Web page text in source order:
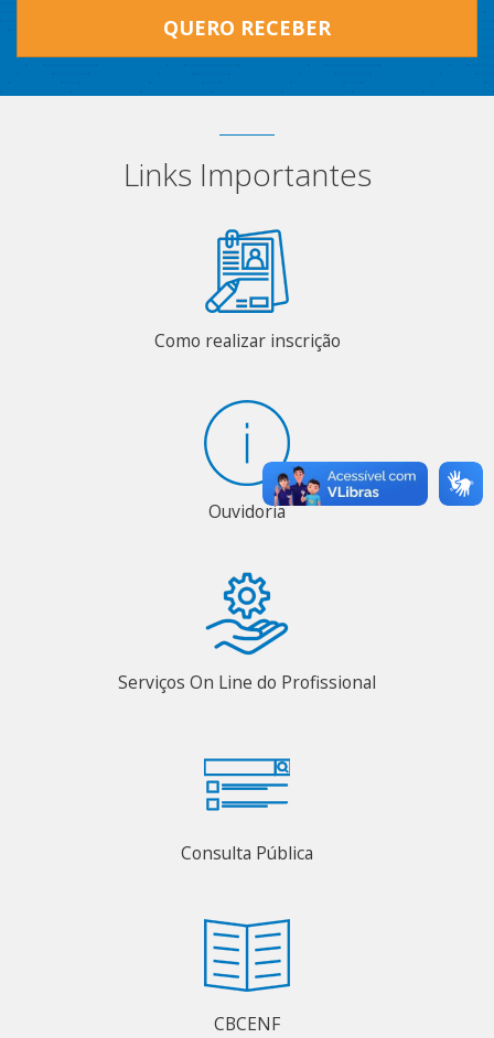
QUERO RECEBER
Links Importantes
Como realizar inscrição
Ouvidoria
Serviços On Line do Profissional
Consulta Pública
CBCENF